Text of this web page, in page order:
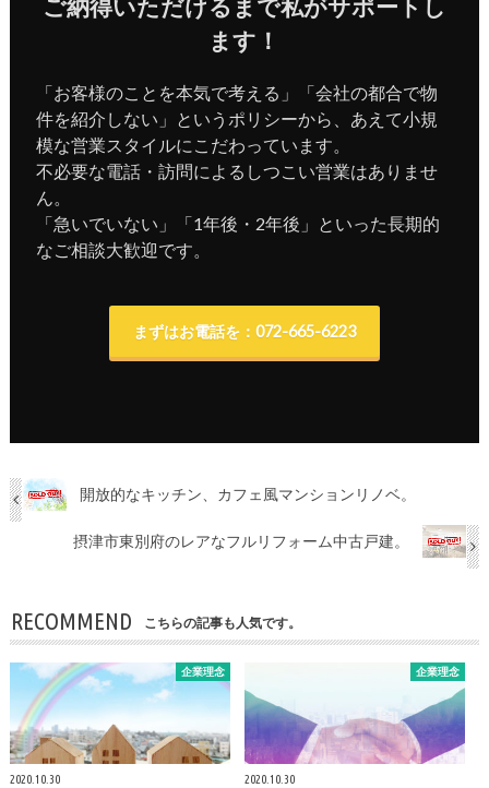
ご納得いただけるまで私がサポートし
ます！
「お客様のことを本気で考える」「会社の都合で物
件を紹介しない」というポリシーから、あえて小規
模な営業スタイルにこだわっています。
不必要な電話・訪問によるしつこい営業はありませ
ん。
「急いでいない」「1年後・2年後」といった長期的
なご相談大歓迎です。
まずはお電話を：072-665-6223
開放的なキッチン、カフェ風マンションリノベ。
摂津市東別府のレアなフルリフォーム中古戸建。
RECOMMEND こちらの記事も人気です。
企業理念
2020.10.30
企業理念
2020.10.30